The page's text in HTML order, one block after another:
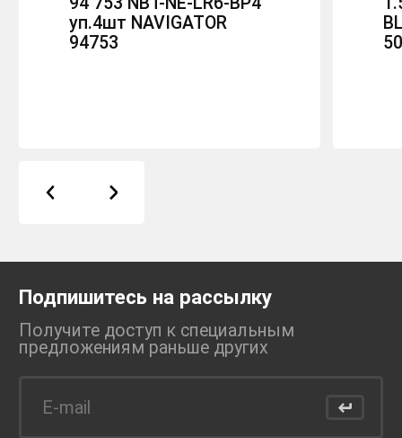
уп.4шт NAVIGATOR
94753
Подпишитесь на рассылку
Получите доступ к специальным
предложениям раньше других